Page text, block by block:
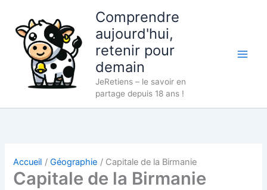
contenu
Comprendre
aujourd'hui,
retenir pour
demain
JeRetiens – le savoir en
partage depuis 18 ans !
Accueil Géographie Capitale de la Birmanie
Capitale de la Birmanie